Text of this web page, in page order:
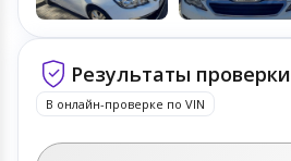
Результаты проверки
В онлайн-проверке по VIN